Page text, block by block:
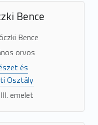
Bence
Bence
orvos
és
Osztály
emelet